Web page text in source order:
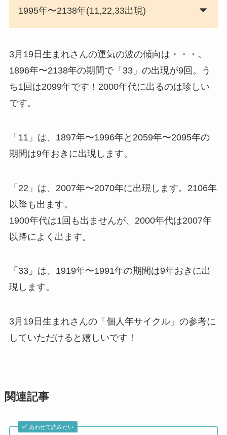
1995年〜2138年(11,22,33出現)
3月19日生まれさんの運気の波の傾向は・・・。
1896年〜2138年の期間で「33」の出現が9回。う
ち1回は2099年です！2000年代に出るのは珍しい
です。
「11」は、1897年〜1996年と2059年〜2095年の
期間は9年おきに出現します。
「22」は、2007年〜2070年に出現します。2106年
以降も出ます。
1900年代は1回も出ませんが、2000年代は2007年
以降によく出ます。
「33」は、1919年〜1991年の期間は9年おきに出
現します。
3月19日生まれさんの「個人年サイクル」の参考に
していただけると嬉しいです！
関連記事
あわせて読みたい